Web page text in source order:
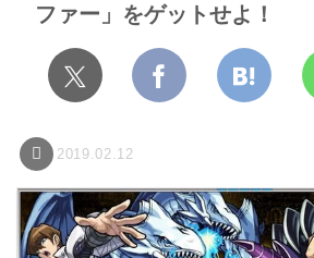
ファー」をゲットせよ！
2019.02.12